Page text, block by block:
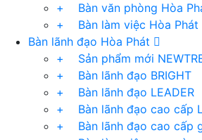
+ Bàn văn phòng Hòa
+ Bàn làm việc Hòa Phát
Bàn lãnh đạo Hòa Phát
+ Sản phẩm mới
+ Bàn lãnh đạo BRIGHT
+ Bàn lãnh đạo LEADER
+ Bàn lãnh đạo cao cấp
+ Bàn lãnh đạo cao cấp